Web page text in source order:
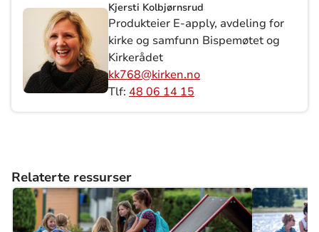
Kjersti Kolbjørnsrud
Produkteier E-apply, avdeling for
kirke og samfunn Bispemøtet og
Kirkerådet
kk768@kirken.no
Tlf: 48 06 14 15
Relaterte ressurser